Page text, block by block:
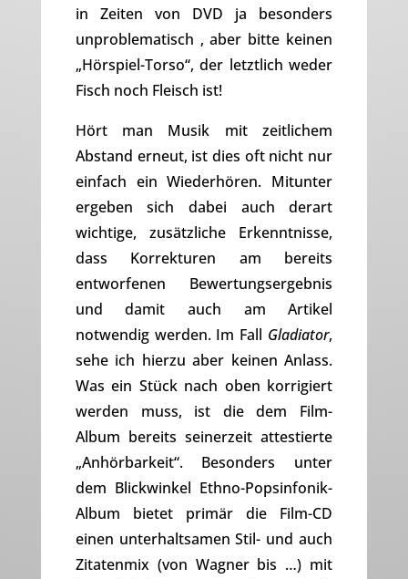
in Zeiten von DVD ja besonders
unproblematisch , aber bitte keinen
„Hörspiel-Torso“, der letztlich weder
Fisch noch Fleisch ist!
Hört man Musik mit zeitlichem
Abstand erneut, ist dies oft nicht nur
einfach ein Wiederhören. Mitunter
ergeben sich dabei auch derart
wichtige, zusätzliche Erkenntnisse,
dass Korrekturen am bereits
entworfenen Bewertungsergebnis
und damit auch am Artikel
notwendig werden. Im Fall Gladiator,
sehe ich hierzu aber keinen Anlass.
Was ein Stück nach oben korrigiert
werden muss, ist die dem Film-
Album bereits seinerzeit attestierte
„Anhörbarkeit“. Besonders unter
dem Blickwinkel Ethno-Popsinfonik-
Album bietet primär die Film-CD
einen unterhaltsamen Stil- und auch
Zitatenmix (von Wagner bis …) mit